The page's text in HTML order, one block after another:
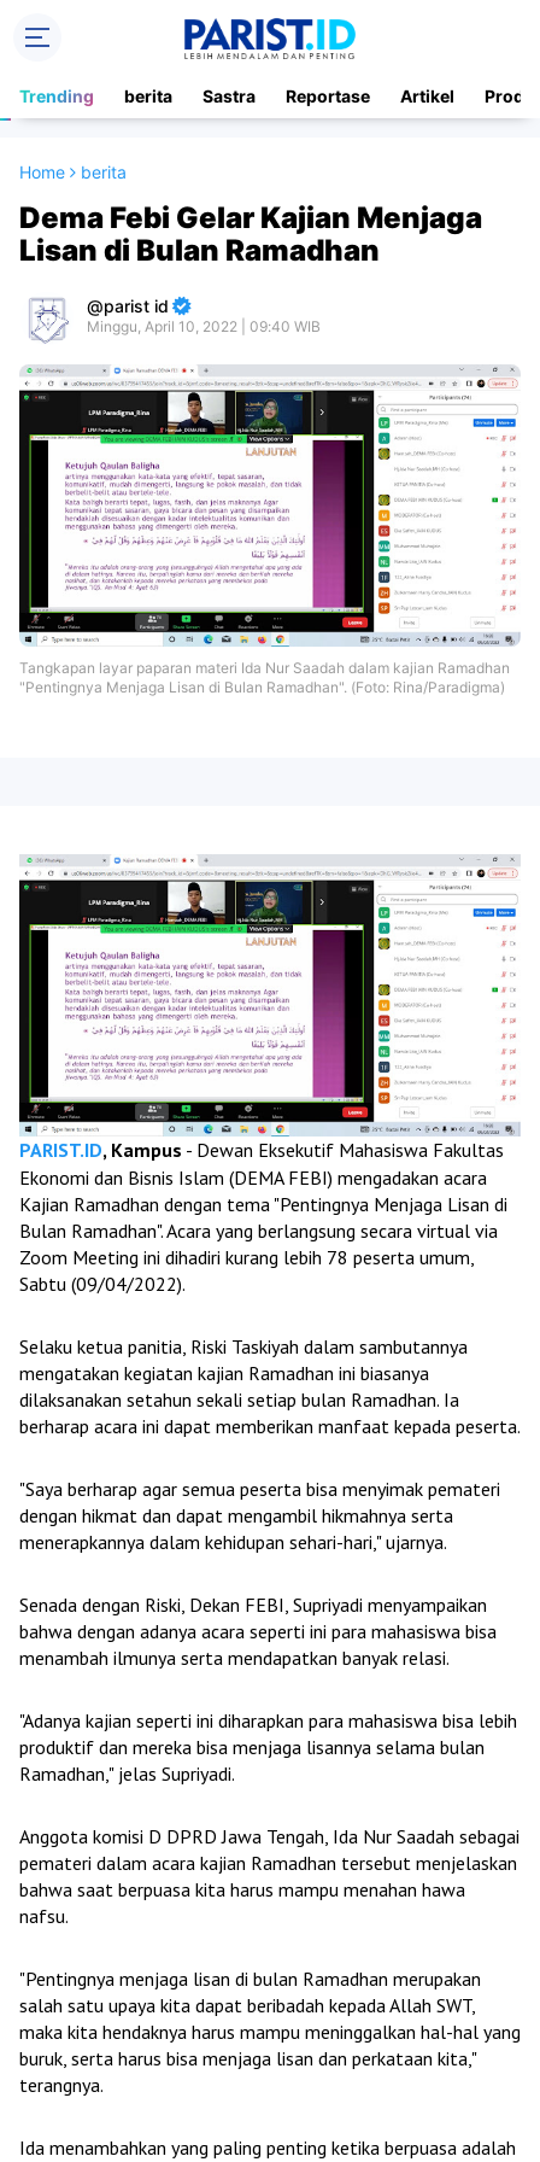
Trending berita Sastra Reportase Artikel
Home berita
Dema Febi Gelar Kajian Menjaga
Lisan di Bulan Ramadhan
parist id
Minggu, April 10, 2022 | 09:40 WIB
Tangkapan layar paparan materi Ida Nur Saadah dalam kajian Ramadhan
"Pentingnya Menjaga Lisan di Bulan Ramadhan". (Foto: Rina/Paradigma)
PARIST.ID, Kampus - Dewan Eksekutif Mahasiswa Fakultas
Ekonomi dan Bisnis Islam (DEMA FEBI) mengadakan acara
Kajian Ramadhan dengan tema "Pentingnya Menjaga Lisan di
Bulan Ramadhan". Acara yang berlangsung secara virtual via
Zoom Meeting ini dihadiri kurang lebih 78 peserta umum,
Sabtu (09/04/2022).
Selaku ketua panitia, Riski Taskiyah dalam sambutannya
mengatakan kegiatan kajian Ramadhan ini biasanya
dilaksanakan setahun sekali setiap bulan Ramadhan. Ia
berharap acara ini dapat memberikan manfaat kepada peserta.
"Saya berharap agar semua peserta bisa menyimak pemateri
dengan hikmat dan dapat mengambil hikmahnya serta
menerapkannya dalam kehidupan sehari-hari," ujarnya.
Senada dengan Riski, Dekan FEBI, Supriyadi menyampaikan
bahwa dengan adanya acara seperti ini para mahasiswa bisa
menambah ilmunya serta mendapatkan banyak relasi.
"Adanya kajian seperti ini diharapkan para mahasiswa bisa lebih
produktif dan mereka bisa menjaga lisannya selama bulan
Ramadhan," jelas Supriyadi.
Anggota komisi D DPRD Jawa Tengah, Ida Nur Saadah sebagai
pemateri dalam acara kajian Ramadhan tersebut menjelaskan
bahwa saat berpuasa kita harus mampu menahan hawa
nafsu.
"Pentingnya menjaga lisan di bulan Ramadhan merupakan
salah satu upaya kita dapat beribadah kepada Allah SWT,
maka kita hendaknya harus mampu meninggalkan hal-hal yang
buruk, serta harus bisa menjaga lisan dan perkataan kita,"
terangnya.
Ida menambahkan yang paling penting ketika berpuasa adalah